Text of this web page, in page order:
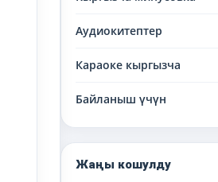
Аудиокитептер
Караоке кыргызча
Байланыш үчүн
Жаңы кошулду